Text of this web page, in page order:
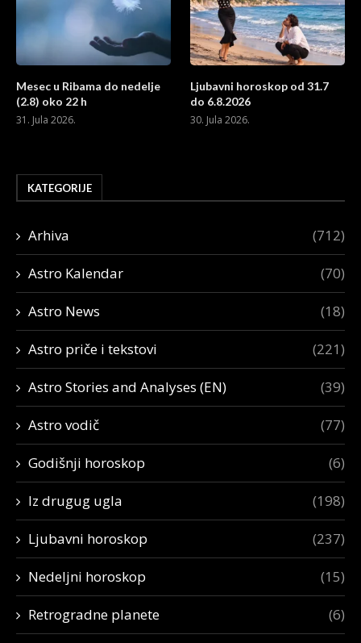
Mesec u Ribama do nedelje
(2.8) oko 22 h
31. Jula 2026.
Ljubavni horoskop od 31.7
do 6.8.2026
30. Jula 2026.
KATEGORIJE
Arhiva (712)
Astro Kalendar (70)
Astro News (18)
Astro priče i tekstovi (221)
Astro Stories and Analyses (EN) (39)
Astro vodič (77)
Godišnji horoskop (6)
Iz drugug ugla (198)
Ljubavni horoskop (237)
Nedeljni horoskop (15)
Retrogradne planete (6)